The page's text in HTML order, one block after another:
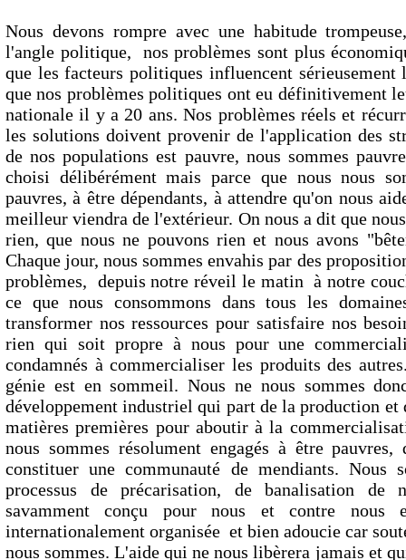
Nous devons rompre avec une habitude
l'angle politique, nos problèmes sont plus
que les facteurs politiques influencent sérieusement
que nos problèmes politiques ont eu définitivement
nationale il y a 20 ans. Nos problèmes réels et
les solutions doivent provenir de l'application des
de nos populations est pauvre, nous sommes
choisi délibérément mais parce que nous nous
pauvres, à être dépendants, à attendre qu'on nous
meilleur viendra de l'extérieur. On nous a dit que
rien, que nous ne pouvons rien et nous avons
Chaque jour, nous sommes envahis par des
problèmes, depuis notre réveil le matin à notre
ce que nous consommons dans tous les
transformer nos ressources pour satisfaire nos
rien qui soit propre à nous pour une
condamnés à commercialiser les produits des
génie est en sommeil. Nous ne nous sommes
développement industriel qui part de la production et
matières premières pour aboutir à la
nous sommes résolument engagés à être
constituer une communauté de mendiants. Nous
processus de précarisation, de banalisation de
savamment conçu pour nous et contre nous
internationalement organisée et bien adoucie car
nous sommes. L'aide qui ne nous libèrera jamais et